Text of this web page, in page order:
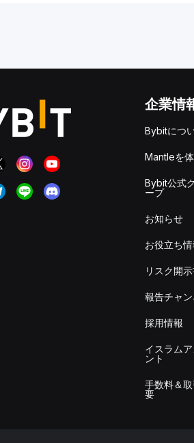
企業情
Bybitにつ
Mantleを
Bybit公式
ープ
お知らせ
お役立ち
リスク開
報告チャ
採用情報
イスラムア
ント
手数料＆
要